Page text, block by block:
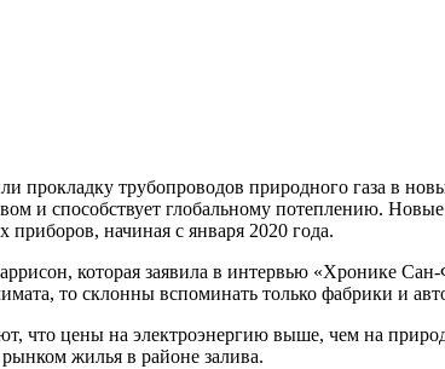
трубопроводов природного газа в
и способствует глобальному потеплению.
приборов, начиная с января 2020 года.
которая заявила в интервью «Хронике
то склонны вспоминать только фабрики и
что цены на электроэнергию выше, чем на
жилья в районе залива.